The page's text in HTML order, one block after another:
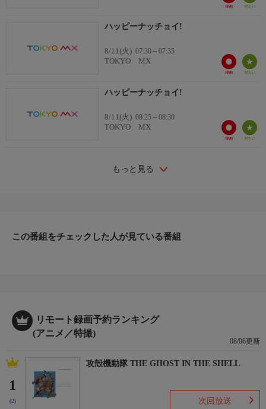
ハッピーナッチョイ!
8/11(火) 07:30～07:35
TOKYO MX
ハッピーナッチョイ!
8/11(火) 08:25～08:30
TOKYO MX
もっと見る
この番組をチェックした人が見ている番組
リモート録画予約ランキング
(アニメ／特撮)
08/06更新
1
(2)
攻殻機動隊 THE GHOST IN THE SHELL
次回放送